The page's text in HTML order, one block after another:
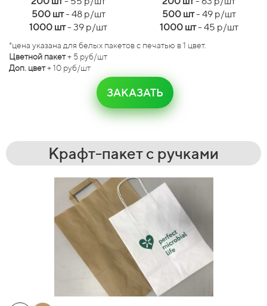
500 шт- 48 р/шт
1000 шт- 39 р/шт
500 шт- 49 р/шт
1000 шт- 45 р/шт
*цена указана для белых пакетов с печатью в 1 цвет.
Цветной пакет+ 5 руб/шт
Доп. цвет+ 10 руб/шт
ЗАКАЗАТЬ
Крафт-пакет с ручками